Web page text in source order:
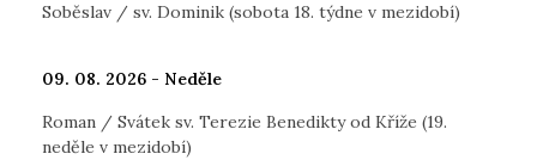
Soběslav / sv. Dominik (sobota 18. týdne v mezidobí)
09. 08. 2026 - Neděle
Roman / Svátek sv. Terezie Benedikty od Kříže (19.
neděle v mezidobí)